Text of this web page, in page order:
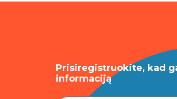
Prisiregistruokite, kad
informaciją